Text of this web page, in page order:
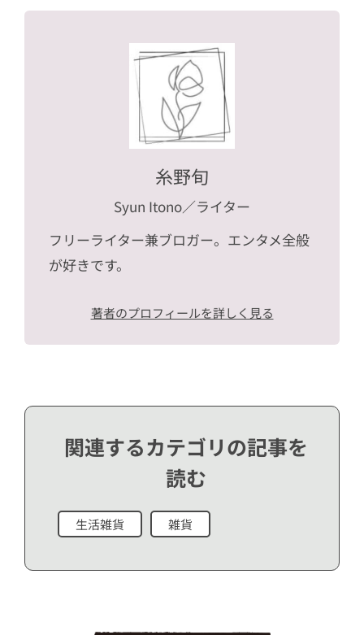
糸野旬
Syun Itono／ライター
フリーライター兼ブロガー。エンタメ全般
が好きです。
著者のプロフィールを詳しく見る
関連するカテゴリの記事を
読む
生活雑貨 雑貨